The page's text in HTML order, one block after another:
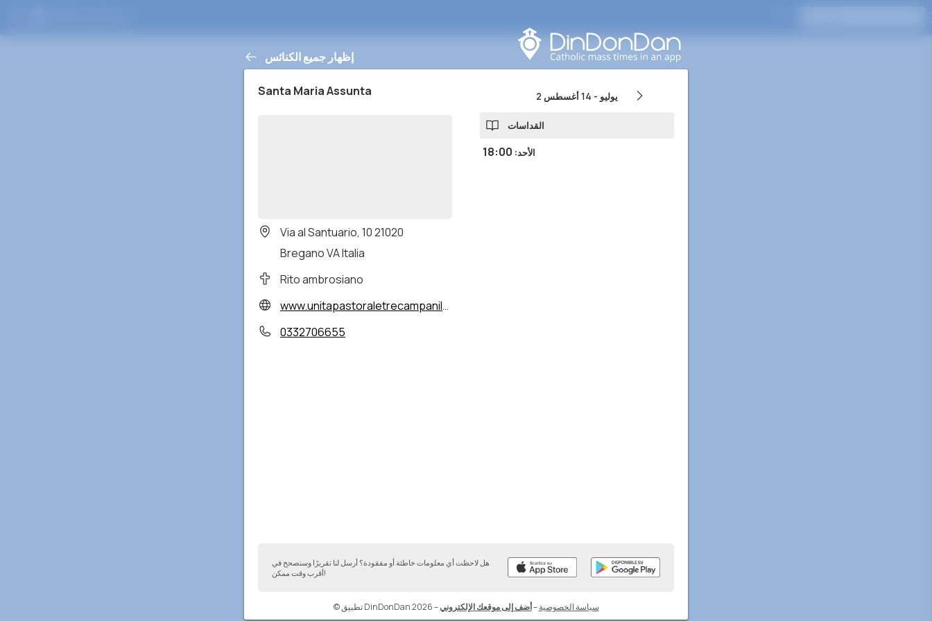
إظهار جميع الكنائس
Santa Maria Assunta
Via al Santuario, 10 21020
Bregano VA Italia
Rito ambrosiano
www.unitapastoraletrecampanili.com/
0332706655
2 يوليو - 14 أغسطس
القداسات
الأحد:
18:00
هل لاحظت أي معلومات خاطئة أو مفقودة؟ أرسل لنا تقريرًا وسنصحح في
أقرب وقت ممكن!
© تطبيق DinDonDan 2026– سياسة الخصوصية –أضف إلى موقعك الإلكتروني